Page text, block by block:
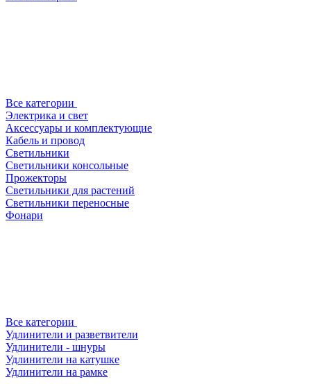
Все категории
Электрика и свет
Аксессуары и комплектующие
Кабель и провод
Светильники
Светильники консольные
Прожекторы
Светильники для растений
Светильники переносные
Фонари
Все категории
Удлинители и разветвители
Удлинители - шнуры
Удлинители на катушке
Удлинители на рамке